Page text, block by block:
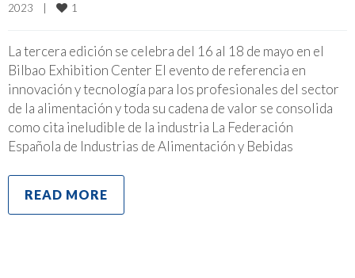
2023
1
La tercera edición se celebra del 16 al 18 de mayo en el
Bilbao Exhibition Center El evento de referencia en
innovación y tecnología para los profesionales del sector
de la alimentación y toda su cadena de valor se consolida
como cita ineludible de la industria La Federación
Española de Industrias de Alimentación y Bebidas
READ MORE